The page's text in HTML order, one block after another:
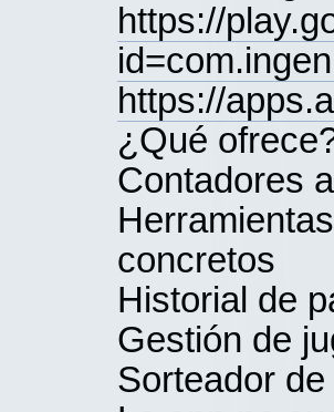
https://
https://
¿Qué
Contadores
concretos
Historial de
Gestión de
Sorteador